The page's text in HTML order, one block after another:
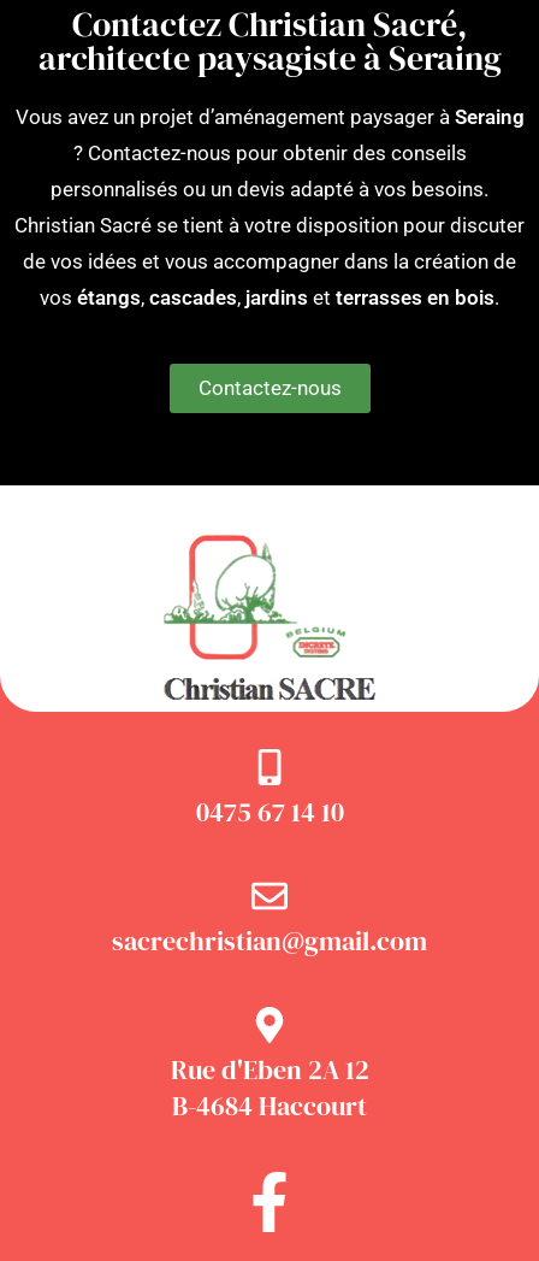
Contactez Christian Sacré,
architecte paysagiste à Seraing
Vous avez un projet d’aménagement paysager à Seraing
? Contactez-nous pour obtenir des conseils
personnalisés ou un devis adapté à vos besoins.
Christian Sacré se tient à votre disposition pour discuter
de vos idées et vous accompagner dans la création de
vos étangs, cascades, jardins et terrasses en bois.
Contactez-nous
0475 67 14 10
sacrechristian@gmail.com
Rue d'Eben 2A 12
B-4684 Haccourt